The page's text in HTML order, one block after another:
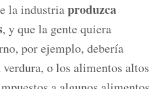
la industriaproduzca
, y que la gente quiera
por ejemplo, debería
o los alimentos altos